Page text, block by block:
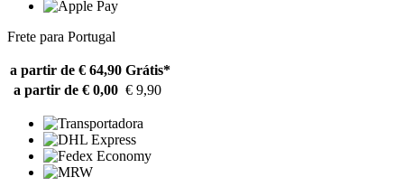
Frete para Portugal
a partir de € 64,90 Grátis*
a partir de € 0,00 € 9,90